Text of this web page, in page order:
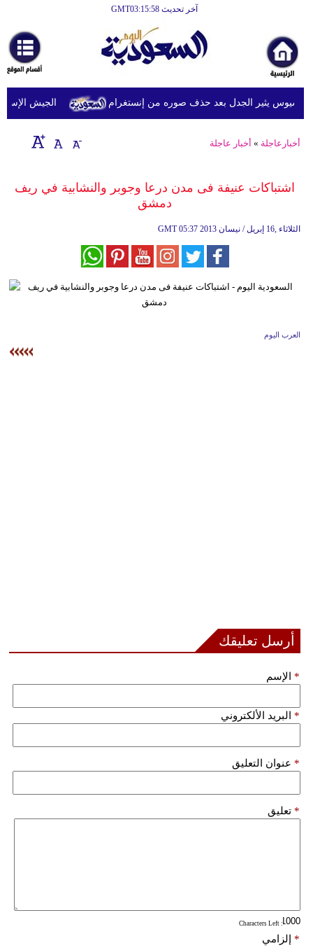
آخر تحديث GMT03:15:58
أخبارعاجلة
رياضة
ثقافة
إقتصاد
وموسيقى
ديكور
فيديو
الجيش يثير الجدل بعد حذف صوره من إنستغرام
أخبارعاجلة » أخبار عاجلة
اشتباكات عنيفة فى مدن درعا وجوبر والنشابية في ريف
دمشق
GMT 05:37 2013 الثلاثاء ,16 إبريل / نيسان
العرب اليوم
أرسل تعليقك
الإسم *
البريد الألكتروني *
عنوان التعليق *
تعليق *
: Characters Left
إلزامي *